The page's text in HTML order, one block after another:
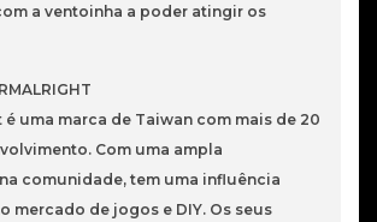
a ventoinha a poder atingir os
uma marca de Taiwan com mais de 20
Com uma ampla
comunidade, tem uma influência
mercado de jogos e DIY. Os seus